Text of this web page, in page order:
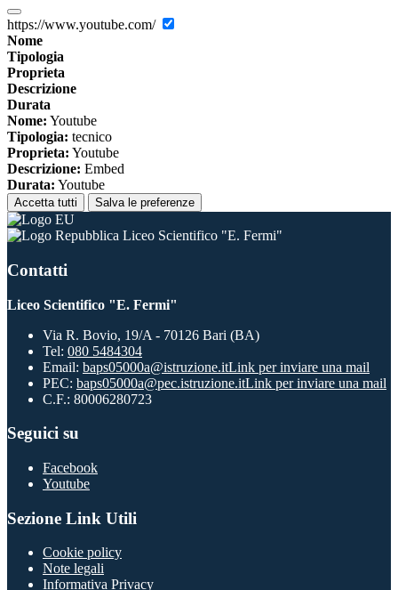
https://www.youtube.com/
Nome
Tipologia
Proprieta
Descrizione
Durata
Nome: Youtube
Tipologia: tecnico
Proprieta: Youtube
Descrizione: Embed
Durata: Youtube
Accetta tutti Salva le preferenze
Liceo Scientifico "E. Fermi"
Contatti
Liceo Scientifico "E. Fermi"
Via R. Bovio, 19/A - 70126 Bari (BA)
Tel: 080 5484304
Email: baps05000a@istruzione.itLink per inviare una mail
PEC: baps05000a@pec.istruzione.itLink per inviare una mail
C.F.: 80006280723
Seguici su
Facebook
Youtube
Sezione Link Utili
Cookie policy
Note legali
Informativa Privacy